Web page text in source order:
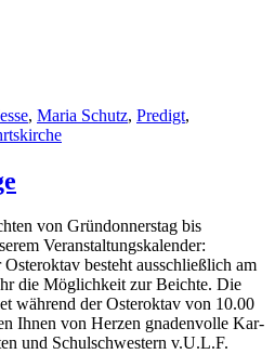
, Maria Schutz, Predigt,
von Gründonnerstag bis
Veranstaltungskalender:
besteht ausschließlich am
die Möglichkeit zur Beichte. Die
während der Osteroktav von 10.00
Ihnen von Herzen gnadenvolle Kar-
und Schulschwestern v.U.L.F.